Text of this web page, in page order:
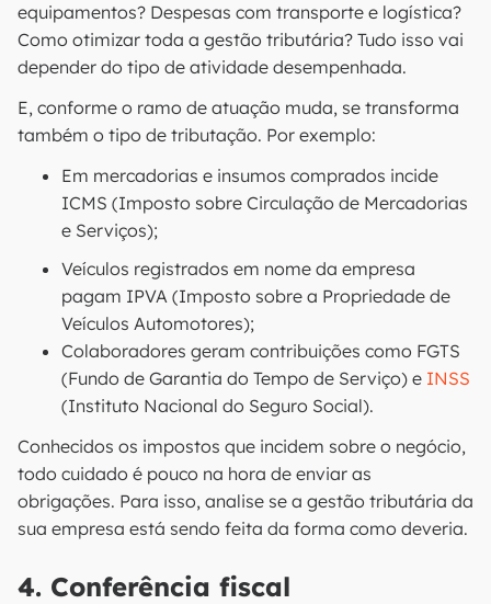
equipamentos? Despesas com transporte e logística?
Como otimizar toda a gestão tributária? Tudo isso vai
depender do tipo de atividade desempenhada.
E, conforme o ramo de atuação muda, se transforma
também o tipo de tributação. Por exemplo:
Em mercadorias e insumos comprados incide
ICMS (Imposto sobre Circulação de Mercadorias
e Serviços);
Veículos registrados em nome da empresa
pagam IPVA (Imposto sobre a Propriedade de
Veículos Automotores);
Colaboradores geram contribuições como FGTS
(Fundo de Garantia do Tempo de Serviço) e INSS
(Instituto Nacional do Seguro Social).
Conhecidos os impostos que incidem sobre o negócio,
todo cuidado é pouco na hora de enviar as
obrigações. Para isso, analise se a gestão tributária da
sua empresa está sendo feita da forma como deveria.
4. Conferência fiscal